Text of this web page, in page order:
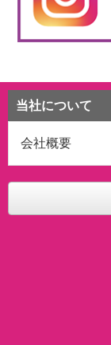
当社について
会社概要